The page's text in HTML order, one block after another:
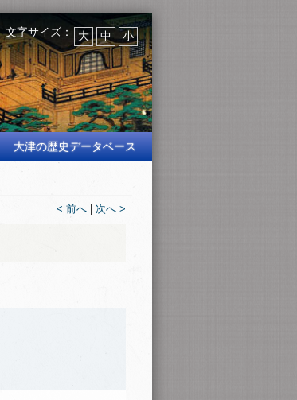
文字サイズ： 大 中 小
大津の歴史データベース
< 前へ 次へ >